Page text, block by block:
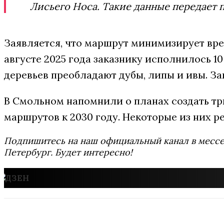
Лисьего Носа. Такие данные
Заявляется, что маршрут минимизирует
августе 2025 года заказнику исполнилось
деревьев преобладают дубы, липы и ивы.
В Смольном напомнили о планах создать
маршрутов к 2030 году. Некоторые из них
Подпишитесь на наш официальный канал в
Петербург. Будет интересно!